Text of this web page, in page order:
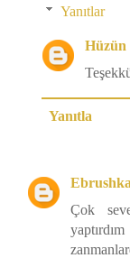
Yanıtlar
Hüzün
Yanıtla
Çok